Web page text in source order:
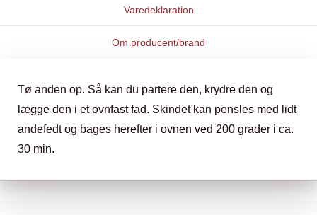
Varedeklaration
Om producent/brand
Tø anden op. Så kan du partere den, krydre den og
lægge den i et ovnfast fad. Skindet kan pensles med lidt
andefedt og bages herefter i ovnen ved 200 grader i ca.
30 min.